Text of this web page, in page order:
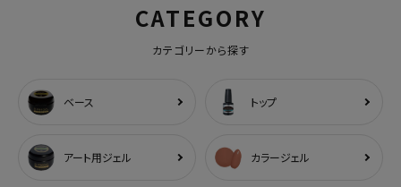
CATEGORY
カテゴリーから探す
ベース トップ
アート用ジェル カラージェル